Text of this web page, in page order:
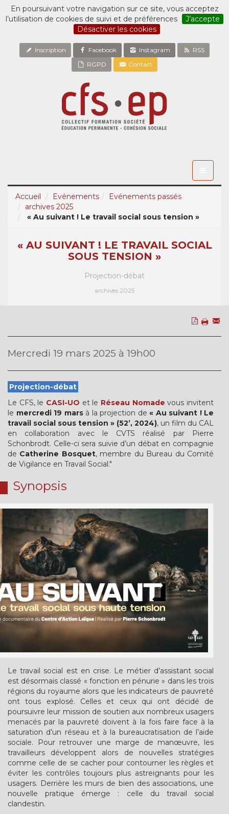
En poursuivant votre navigation sur ce site, vous acceptez
l’utilisation de cookies de suivi et de préférences
J’accepte
Désactiver les cookies
Inscription Facebook Instagram
RSS
RGPD
Contact
Accueil
Evénements
Evénements passés
archives 2025
« Au suivant ! Le travail social sous tension »
« AU SUIVANT ! LE TRAVAIL SOCIAL
SOUS TENSION »
Projection-débat
archives 2025
Mercredi 19 mars 2025 à 19h00
Projection-débat
Le CFS, le CASI-UO et le Réseau Nomade vous invitent
le mercredi 19 marsà la projection de « Au suivant ! Le
travail social sous tension » (52’, 2024), un film du CAL
en collaboration avec le CVTS réalisé par Pierre
Schonbrodt. Celle-ci sera suivie d’un débat en compagnie
de Catherine Bosquet, membre du Bureau du Comité
de Vigilance en Travail Social."
Synopsis
Le travail social est en crise. Le métier d’assistant social
est désormais classé « fonction en pénurie » dans les trois
régions du royaume alors que les indicateurs de pauvreté
ont tous explosé. Celles et ceux qui ont décidé de
poursuivre leur mission de soutien aux nombreux usagers
menacés par la pauvreté doivent à la fois faire face à la
saturation d’un réseau et à la bureaucratisation de l’aide
sociale. Pour retrouver une marge de manœuvre, les
travailleurs développent alors de nouvelles stratégies
comme celle de se cacher pour contourner les règles et
éviter les contrôles toujours plus astreignants pour les
usagers. Derrière les murs de bien des associations, une
nouvelle pratique émerge : celle du travail social
clandestin.